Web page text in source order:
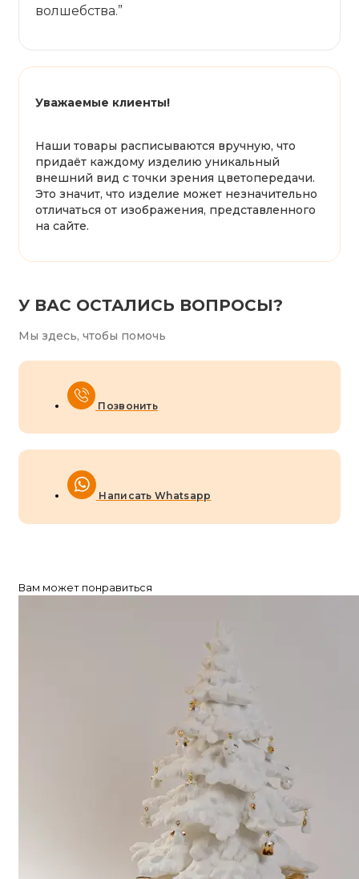
волшебства.”
Уважаемые клиенты!
Наши товары расписываются вручную, что
придаёт каждому изделию уникальный
внешний вид с точки зрения цветопередачи.
Это значит, что изделие может незначительно
отличаться от изображения, представленного
на сайте.
У ВАС ОСТАЛИСЬ ВОПРОСЫ?
Мы здесь, чтобы помочь
Позвонить
Написать Whatsapp
Вам может понравиться